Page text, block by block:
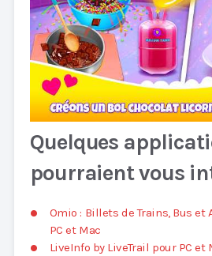
Quelques
pourraient vous
Omio : Billets de Trains, Bus et
PC et Mac
LiveInfo by LiveTrail pour PC et